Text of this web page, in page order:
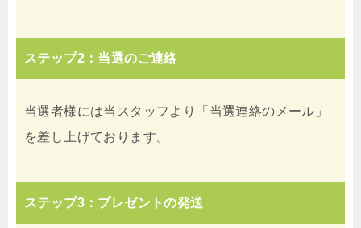
ステップ2：当選のご連絡
当選者様には当スタッフより「当選連絡のメール」
を差し上げております。
ステップ3：プレゼントの発送